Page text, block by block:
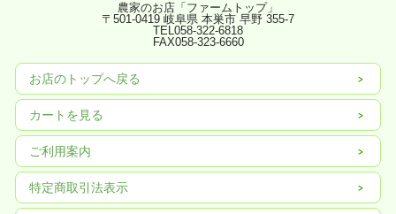
農家のお店「ファームトップ」
〒501-0419 岐阜県 本巣市 早野 355-7
TEL058-322-6818
FAX058-323-6660
お店のトップへ戻る
カートを見る
ご利用案内
特定商取引法表示